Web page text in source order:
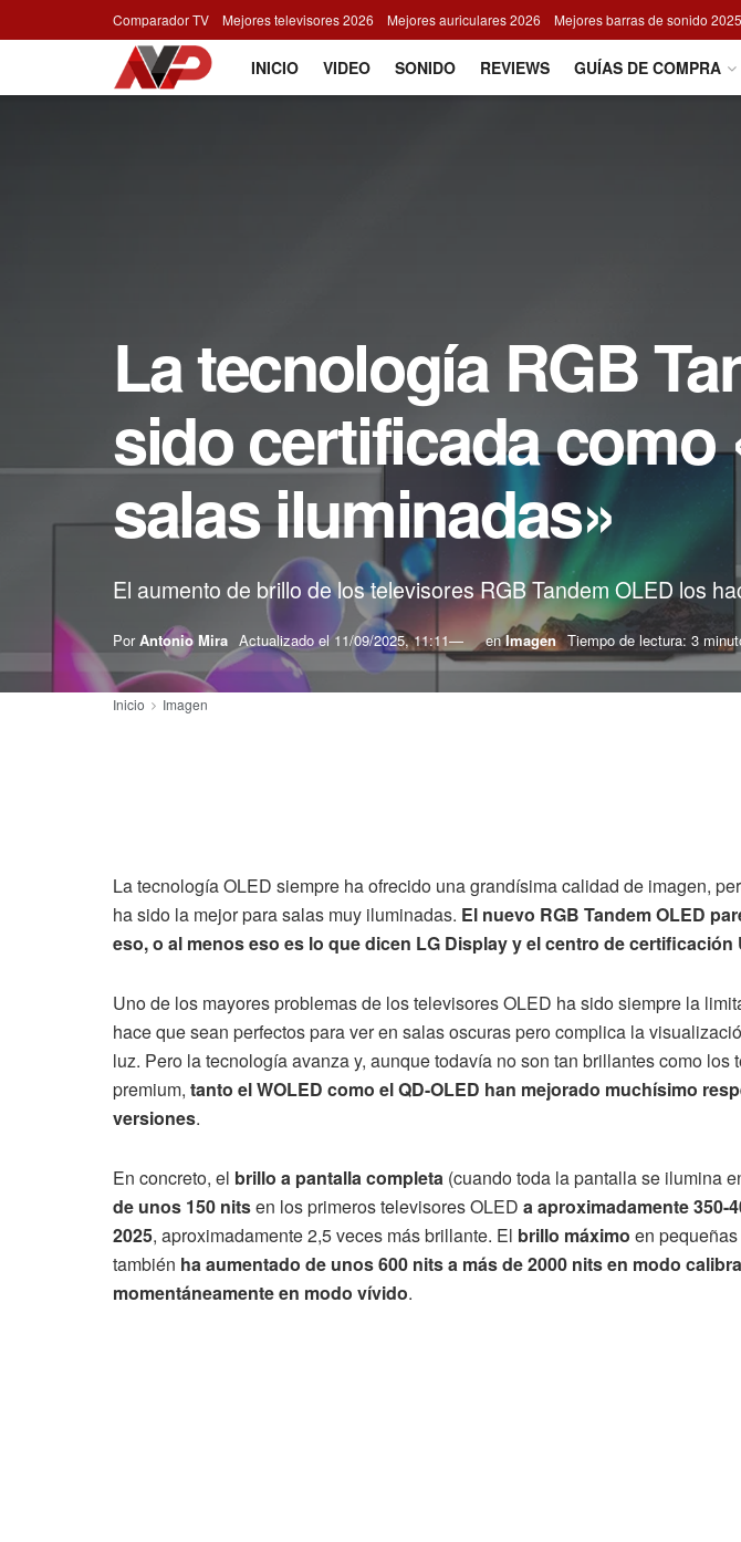
Comparador TV Mejores televisores 2026 Mejores auriculares 2026 Mejores barras de sonido 2025
INICIO VIDEO SONIDO REVIEWS GUÍAS DE COMPRA
La tecnología RGB
sido certificada como
salas iluminadas»
El aumento de brillo de los televisores RGB Tandem OLED los
Por Antonio Mira Actualizado el11/09/2025, 11:11 en Imagen Tiempo de lectura: 3
Inicio Imagen
La tecnología OLED siempre ha ofrecido una grandísima calidad de imagen,
ha sido la mejor para salas muy iluminadas. El nuevo RGB Tandem OLED
eso, o al menos eso es lo que dicen LG Display y el centro de certificación
Uno de los mayores problemas de los televisores OLED ha sido siempre la
hace que sean perfectos para ver en salas oscuras pero complica la
luz. Pero la tecnología avanza y, aunque todavía no son tan brillantes como los
premium, tanto el WOLED como el QD-OLED han mejorado muchísimo
versiones.
En concreto, el brillo a pantalla completa (cuando toda la pantalla se ilumina
de unos 150 nitsen los primeros televisores OLED a aproximadamente 350-
2025, aproximadamente 2,5 veces más brillante. El brillo máximo en
también ha aumentado de unos 600 nits a más de 2000 nits en modo
momentáneamente en modo vívido.